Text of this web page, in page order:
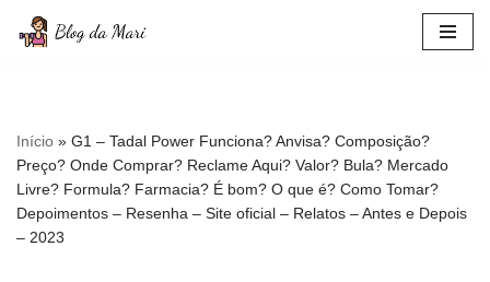
conteúdo
Início » G1 – Tadal Power Funciona? Anvisa? Composição?
Preço? Onde Comprar? Reclame Aqui? Valor? Bula? Mercado
Livre? Formula? Farmacia? É bom? O que é? Como Tomar?
Depoimentos – Resenha – Site oficial – Relatos – Antes e Depois
– 2023